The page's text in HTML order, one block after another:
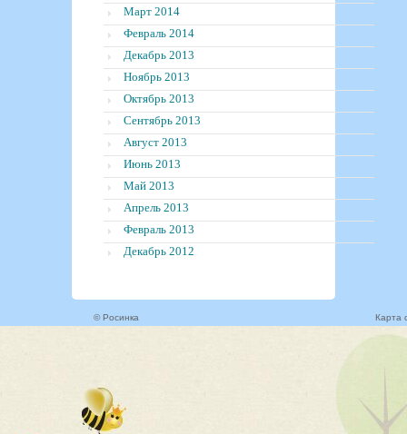
Март 2014
Февраль 2014
Декабрь 2013
Ноябрь 2013
Октябрь 2013
Сентябрь 2013
Август 2013
Июнь 2013
Май 2013
Апрель 2013
Февраль 2013
Декабрь 2012
© Росинка Карта